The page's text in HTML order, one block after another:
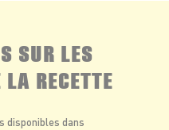
de jambon.
SUR LES
LA RECETTE
disponibles dans